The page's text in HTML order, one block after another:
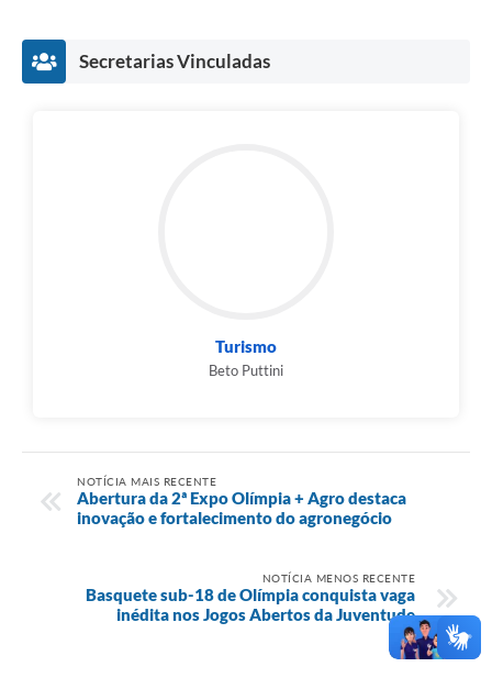
Secretarias Vinculadas
Turismo
Beto Puttini
NOTÍCIA MAIS RECENTE
Abertura da 2ª Expo Olímpia + Agro destaca
inovação e fortalecimento do agronegócio
NOTÍCIA MENOS RECENTE
Basquete sub-18 de Olímpia conquista vaga
inédita nos Jogos Abertos da Juventude